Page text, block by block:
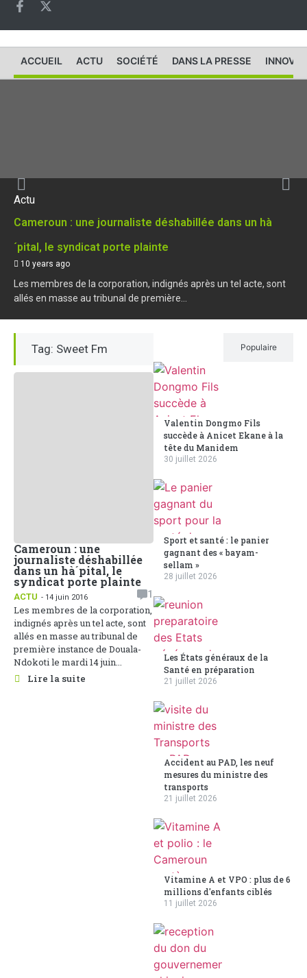
ACCUEIL ACTU SOCIÉTÉ DANS LA PRESSE
Actu
Cameroun : une journaliste déshabillée dans un hà
´pital, le syndicat porte plainte
10 years ago
Les membres de la corporation, indignés après un tel acte, sont
allés en masse au tribunal de première...
Tag: Sweet Fm
Cameroun : une
journaliste déshabillée
dans un hà´pital, le
syndicat porte plainte
ACTU - 14 juin 2016
1
Les membres de la corporation,
indignés après un tel acte, sont
allés en masse au tribunal de
première instance de Douala-
Ndokoti le mardi 14 juin...
Lire la suite
Populaire
Valentin Dongmo Fils
succède à Anicet Ekane à la
tête du Manidem
30 juillet 2026
Sport et santé : le panier
gagnant des « bayam-
sellam »
28 juillet 2026
Les États généraux de la
Santé en préparation
21 juillet 2026
Accident au PAD, les neuf
mesures du ministre des
transports
21 juillet 2026
Vitamine A et VPO : plus de 6
millions d'enfants ciblés
11 juillet 2026